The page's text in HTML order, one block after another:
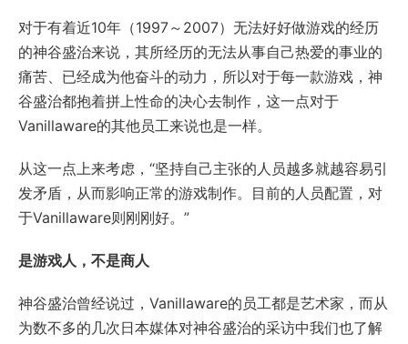
对于有着近10年（1997～2007）无法好好做游戏的经历
的神谷盛治来说，其所经历的无法从事自己热爱的事业的
痛苦、已经成为他奋斗的动力，所以对于每一款游戏，神
谷盛治都抱着拼上性命的决心去制作，这一点对于
Vanillaware的其他员工来说也是一样。
从这一点上来考虑，“坚持自己主张的人员越多就越容易引
发矛盾，从而影响正常的游戏制作。目前的人员配置，对
于Vanillaware则刚刚好。”
是游戏人，不是商人
神谷盛治曾经说过，Vanillaware的员工都是艺术家，而从
为数不多的几次日本媒体对神谷盛治的采访中我们也了解